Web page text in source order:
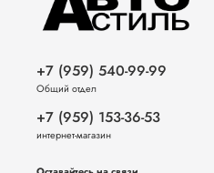
+7 (959) 540-99-99
Общий отдел
+7 (959) 153-36-53
интернет-магазин